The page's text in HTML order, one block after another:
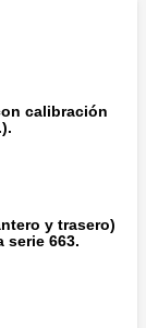
calibración
y trasero)
serie 663.